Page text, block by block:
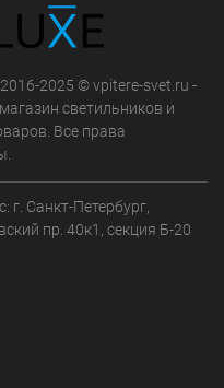
2025 © vpitere-svet.ru -
светильников и
Все права
г. Санкт-Петербург,
пр. 40к1, секция Б-20